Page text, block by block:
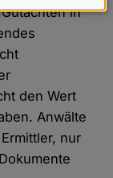
in
den Wert
Anwälte
nur